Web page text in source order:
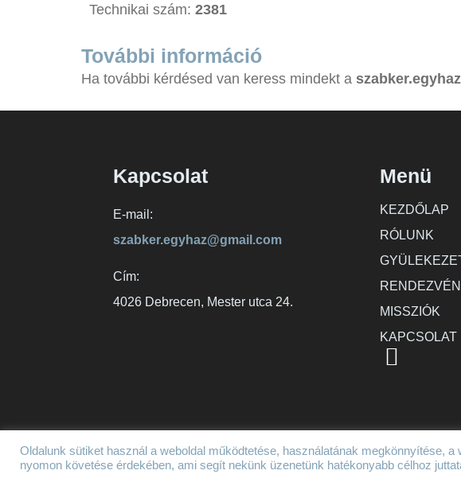
Technikai szám: 2381
További információ
Ha további kérdésed van keress mindekt a
Kapcsolat
E-mail:
szabker.egyhaz@gmail.com
Cím:
4026 Debrecen, Mester utca 24.
Menü
KEZDŐLAP
RÓLUNK
MISSZIÓK
KAPCSOLAT
Szabadkeresztény Egyház © 2026
Oldalunk sütiket használ a weboldal működtetése, használatának megkönnyítése,
nyomon követése érdekében, ami segít nekünk üzenetünk hatékonyabb célhoz